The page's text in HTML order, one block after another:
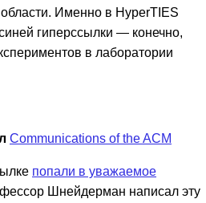
Именно в HyperTIES
гиперссылки — конечно,
в лаборатории
Communications of the ACM
попали в уважаемое
Шнейдерман написал эту